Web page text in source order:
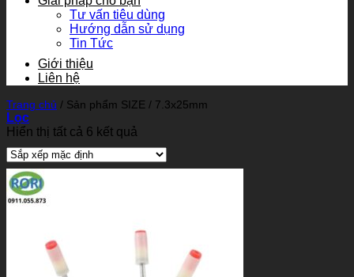
Tư vấn tiêu dùng
Hướng dẫn sử dụng
Tin Tức
Giới thiệu
Liên hệ
Trang chủ / Sản phẩm SIZE / 7.3x25mm
Lọc
Hiển thị tất cả 6 kết quả